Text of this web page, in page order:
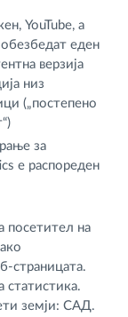
YouTube, а
еден
верзија
низ
(„постепено
за
е распореден
посетител на
страницата.
статистика.
земји: САД.